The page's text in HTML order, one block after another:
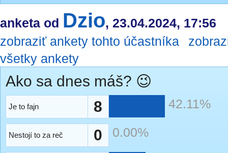
anketa od Dzio, 23.04.2024, 17:56
zobraziť ankety tohto účastníka
všetky ankety
Ako sa dnes máš? 😉
Je to fajn 8 42.11%
Nestojí to za reč 0 0.00%